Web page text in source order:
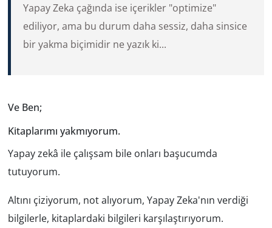
Yapay Zeka çağında ise içerikler "optimize"
ediliyor, ama bu durum daha sessiz, daha sinsice
bir yakma biçimidir ne yazık ki...
Ve Ben;
Kitaplarımı yakmıyorum.
Yapay zekâ ile çalışsam bile onları başucumda
tutuyorum.
Altını çiziyorum, not alıyorum, Yapay Zeka'nın verdiği
bilgilerle, kitaplardaki bilgileri karşılaştırıyorum.